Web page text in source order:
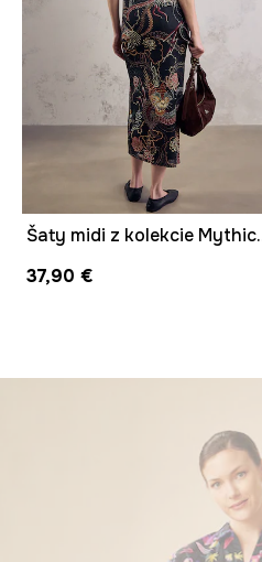
Šaty midi
37,90 €